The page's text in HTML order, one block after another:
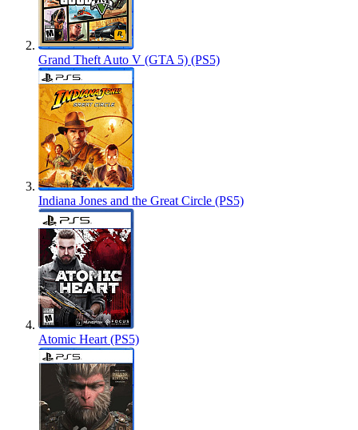
Grand Theft Auto V (GTA 5) (PS5)
Indiana Jones and the Great Circle (PS5)
Atomic Heart (PS5)